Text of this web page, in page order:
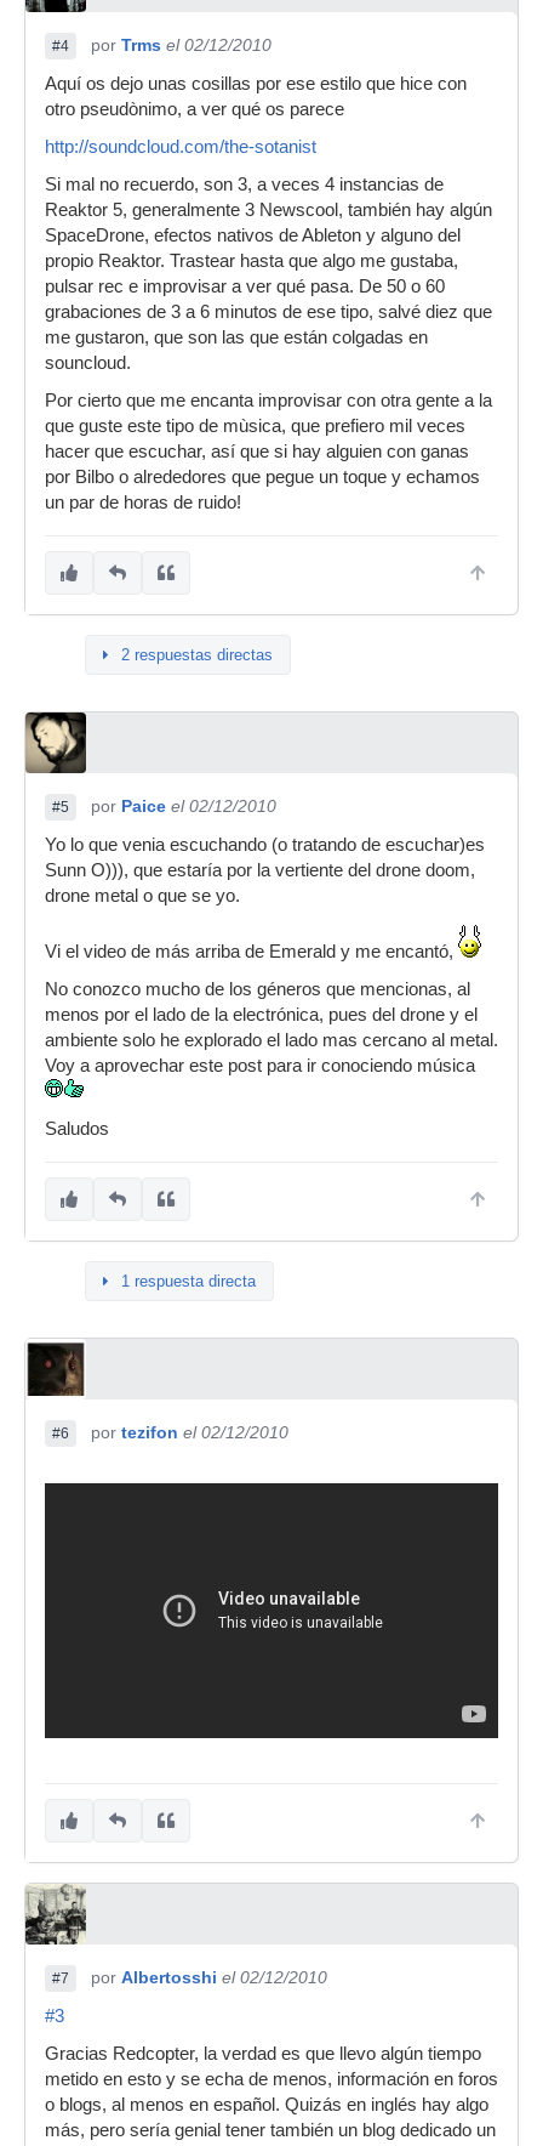
#4 por Trms el 02/12/2010
Aquí os dejo unas cosillas por ese estilo que hice con
otro pseudònimo, a ver qué os parece
http://soundcloud.com/the-sotanist
Si mal no recuerdo, son 3, a veces 4 instancias de
Reaktor 5, generalmente 3 Newscool, también hay algún
SpaceDrone, efectos nativos de Ableton y alguno del
propio Reaktor. Trastear hasta que algo me gustaba,
pulsar rec e improvisar a ver qué pasa. De 50 o 60
grabaciones de 3 a 6 minutos de ese tipo, salvé diez que
me gustaron, que son las que están colgadas en
souncloud.
Por cierto que me encanta improvisar con otra gente a la
que guste este tipo de mùsica, que prefiero mil veces
hacer que escuchar, así que si hay alguien con ganas
por Bilbo o alrededores que pegue un toque y echamos
un par de horas de ruido!
2 respuestas directas
#5 por Paice el 02/12/2010
Yo lo que venia escuchando (o tratando de escuchar)es
Sunn O))), que estaría por la vertiente del drone doom,
drone metal o que se yo.
Vi el video de más arriba de Emerald y me encantó,
No conozco mucho de los géneros que mencionas, al
menos por el lado de la electrónica, pues del drone y el
ambiente solo he explorado el lado mas cercano al metal.
Voy a aprovechar este post para ir conociendo música
Saludos
1 respuesta directa
#6 por tezifon el 02/12/2010
#7 por Albertosshi el 02/12/2010
#3
Gracias Redcopter, la verdad es que llevo algún tiempo
metido en esto y se echa de menos, información en foros
o blogs, al menos en español. Quizás en inglés hay algo
más, pero sería genial tener también un blog dedicado un